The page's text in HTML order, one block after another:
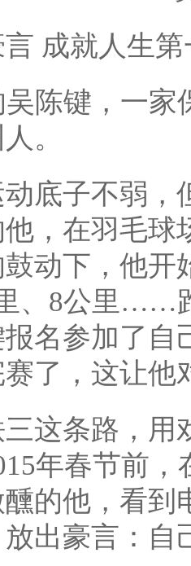
成就人生
陈键，一
。
底子不弱，
，在羽毛球
动下，他开
、8公里……
报名参加了
了，这让他
这条路，用
年春节前
的他，看到
出豪言：自